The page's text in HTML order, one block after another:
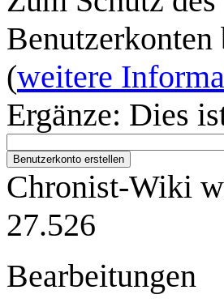
(weitere
Ergänze: Dies
Benutzerkonto erstellen
Chronist-Wiki
27.526
Bearbeitungen